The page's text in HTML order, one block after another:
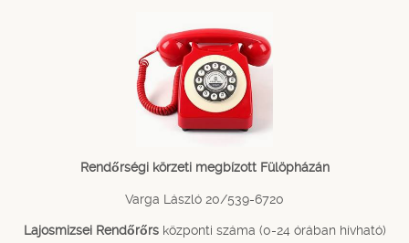
Rendőrségi körzeti megbízott Fülöpházán
Varga László 20/539-6720
Lajosmizsei Rendőrőrsközponti száma (0-24 órában hívható)